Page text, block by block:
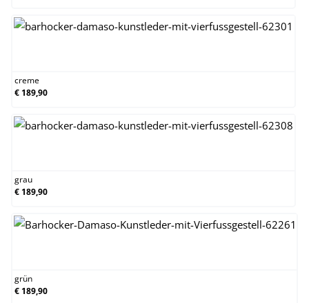
creme
€ 189,90
grau
€ 189,90
grün
€ 189,90